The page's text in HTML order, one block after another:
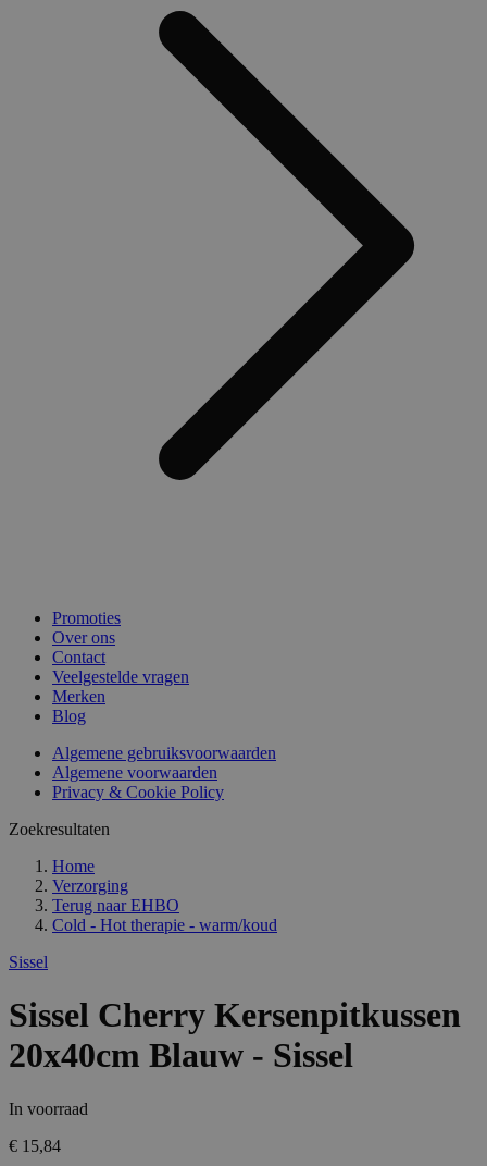
Promoties
Over ons
Contact
Veelgestelde vragen
Merken
Blog
Algemene gebruiksvoorwaarden
Algemene voorwaarden
Privacy & Cookie Policy
Zoekresultaten
Home
Verzorging
Terug naar EHBO
Cold - Hot therapie - warm/koud
Sissel
Sissel Cherry Kersenpitkussen
20x40cm Blauw - Sissel
In voorraad
€ 15,84